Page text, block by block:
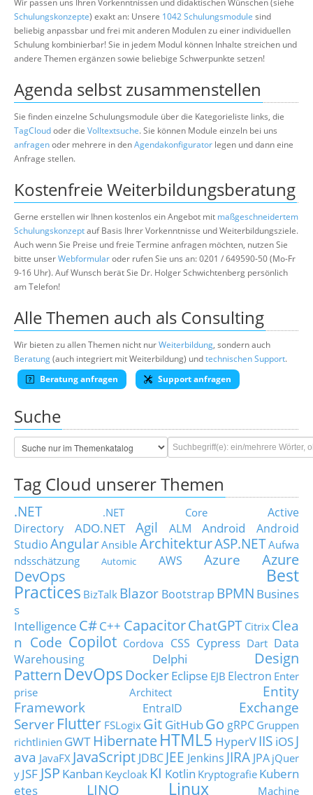
Wir passen uns Ihren Vorkenntnissen und didaktischen Wünschen (siehe
Schulungskonzepte) exakt an: Unsere 1042 Schulungsmodule sind
beliebig anpassbar und frei mit anderen Modulen zu einer individuellen
Schulung kombinierbar! Sie in jedem Modul können Inhalte streichen und
andere Themen ergänzen sowie beliebige Schwerpunkte setzen!
Agenda selbst zusammenstellen
Sie finden einzelne Schulungsmodule über die Kategorieliste links, die
TagCloudoder die Volltextsuche. Sie können Module einzeln bei uns
anfragenoder mehrere in denAgendakonfigurator legen und dann eine
Anfrage stellen.
Kostenfreie Weiterbildungsberatung
Gerne erstellen wir Ihnen kostenlos ein Angebot mit maßgeschneidertem
Schulungskonzeptauf Basis Ihrer Vorkenntnisse und Weiterbildungsziele.
Auch wenn Sie Preise und freie Termine anfragen möchten, nutzen Sie
bitte unserWebformularoder rufen Sie uns an: 0201 / 649590-50 (Mo-Fr
9-16 Uhr). Auf Wunsch berät Sie Dr. Holger Schwichtenberg persönlich
am Telefon!
Alle Themen auch als Consulting
Wir bieten zu allen Themen nicht nurWeiterbildung, sondern auch
Beratung(auch integriert mit Weiterbildung) undtechnischen Support.
Beratung anfragen
Support anfragen
Suche
Tag Cloud unserer Themen
.NET .NET Core
Active
Directory
ADO.NET Agil ALM Android
Android
StudioAngularAnsible ArchitekturASP.NETAufwa
ndsschätzung
Automic AWS Azure
Azure
DevOps
Best
Practices BizTalk Blazor Bootstrap BPMN Busines
s
Intelligence C#C++ CapacitorChatGPT Citrix Clea
n Code Copilot Cordova CSS Cypress Dart Data
Warehousing
Delphi
Design
Pattern DevOps DockerEclipse EJB Electron Enter
prise Architect
Entity
Framework
EntraID
Exchange
Server Flutter FSLogix Git GitHubGo gRPC Gruppen
richtlinien GWT HibernateHTML5 HyperVIIS iOSJ
ava JavaFX JavaScript JDBC JEE Jenkins JIRA JPA jQuer
y JSF JSP Kanban Keycloak KI Kotlin Kryptografie Kubern
etes
LINQ Linux
Machine